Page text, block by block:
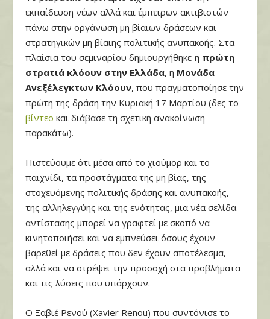
εκπαίδευση νέων αλλά και έμπειρων ακτιβιστών
πάνω στην οργάνωση μη βίαιων δράσεων και
στρατηγικών μη βίαιης πολιτικής ανυπακοής. Στα
πλαίσια του σεμιναρίου δημιουργήθηκε η πρώτη
στρατιά κλόουν στην Ελλάδα, η Μονάδα
Ανεξέλεγκτων Κλόουν, που πραγματοποίησε την
πρώτη της δράση την Κυριακή 17 Μαρτίου (δες το
βίντεο και διάβασε τη σχετική ανακοίνωση
παρακάτω).
Πιστεύουμε ότι μέσα από το χιούμορ και το
παιχνίδι, τα προστάγματα της μη βίας, της
στοχευόμενης πολιτικής δράσης και ανυπακοής,
της αλληλεγγύης και της ενότητας, μια νέα σελίδα
αντίστασης μπορεί να γραφτεί με σκοπό να
κινητοποιήσει και να εμπνεύσει όσους έχουν
βαρεθεί με δράσεις που δεν έχουν αποτέλεσμα,
αλλά και να στρέψει την προσοχή στα προβλήματα
και τις λύσεις που υπάρχουν.
Ο Ξαβιέ Ρενού (Xavier Renou) που συντόνισε το